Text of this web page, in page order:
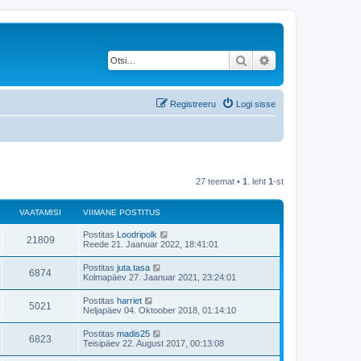
Otsi
Logi sisse
Registreeru
27 teemat • 1 . leht 1-st
VAATAMISI VIIMANE POSTITUS
21809V
a
a
V
m
a
n
e
p
o
s
t
i
u
Postitas Loodripolk
Reede 21. Jaanuar 2022, 18:41:01
6874V
a
a
V
m
a
n
e
p
o
s
Postitas juta.tasa
Kolmapäev 27. Jaanuar 2021, 23:24:01
5021
a
V
m
a
n
e
Postitas harriet
Neljapäev 04. Oktoober 2018, 01:14:10
6823
V
i
Postitas madis25
Teisipäev 22. August 2017, 00:13:08